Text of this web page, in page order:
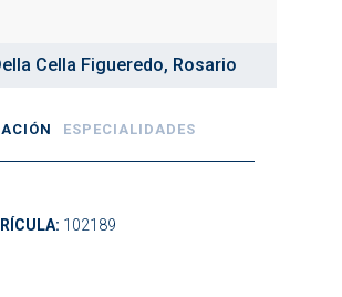
Cella Figueredo, Rosario
ESPECIALIDADES
102189